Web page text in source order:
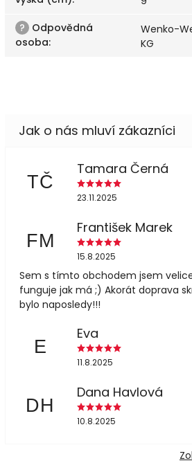
? Odpovědná
osoba:
Wenko-
KG
TČ
Tamara Černá
23.11.2025
FM
František Marek
15.8.2025
Sem s tímto obchodem jsem
funguje jak má ;) Akorát doprava
bylo naposledy!!!
E
Eva
11.8.2025
DH
Dana Havlová
10.8.2025